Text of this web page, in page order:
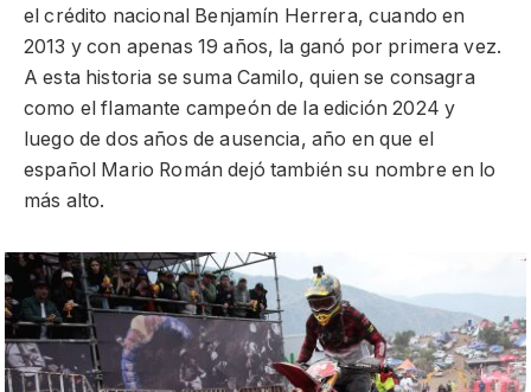
el crédito nacional Benjamín Herrera, cuando en
2013 y con apenas 19 años, la ganó por primera vez.
A esta historia se suma Camilo, quien se consagra
como el flamante campeón de la edición 2024 y
luego de dos años de ausencia, año en que el
español Mario Román dejó también su nombre en lo
más alto.